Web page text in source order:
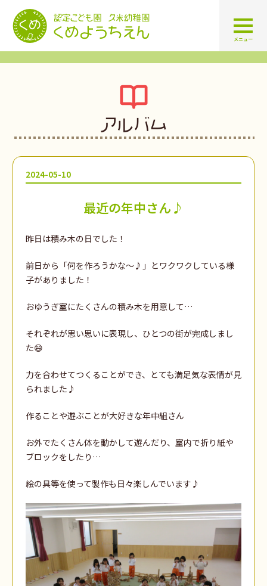
認定こども園 学校法人久米幼
メニュー
アルバム
2024-05-10
最近の年中さん♪
昨日は積み木の日でした！
前日から「何を作ろうかな～♪」とワクワクしている様
子がありました！
おゆうぎ室にたくさんの積み木を用意して…
それぞれが思い思いに表現し、ひとつの街が完成しまし
た😄
力を合わせてつくることができ、とても満足気な表情が見
られました♪
作ることや遊ぶことが大好きな年中組さん
お外でたくさん体を動かして遊んだり、室内で折り紙や
ブロックをしたり…
絵の具等を使って製作も日々楽しんでいます♪